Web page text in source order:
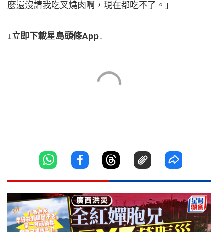
麼還沒請我吃叉燒肉啊，現在都吃不了。」
↓立即下載星島頭條App↓